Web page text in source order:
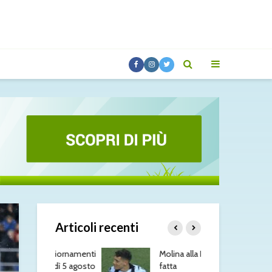
Articoli recenti
5 agosto
Molina alla Roma: è
fatta